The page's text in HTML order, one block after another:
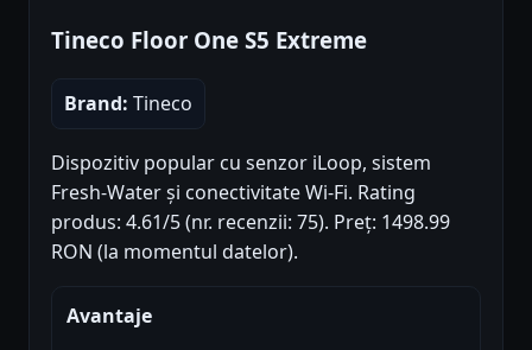
Tineco Floor One S5 Extreme
Brand: Tineco
Dispozitiv popular cu senzor iLoop, sistem
Fresh-Water și conectivitate Wi-Fi. Rating
produs: 4.61/5 (nr. recenzii: 75). Preț: 1498.99
RON (la momentul datelor).
Avantaje